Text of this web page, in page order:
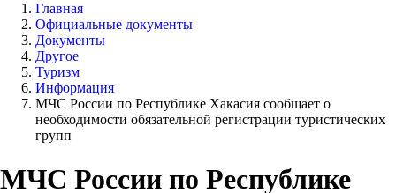
Главная
Официальные документы
Документы
Другое
Туризм
Информация
МЧС России по Республике Хакасия сообщает о
необходимости обязательной регистрации туристических
групп
МЧС России по Республике